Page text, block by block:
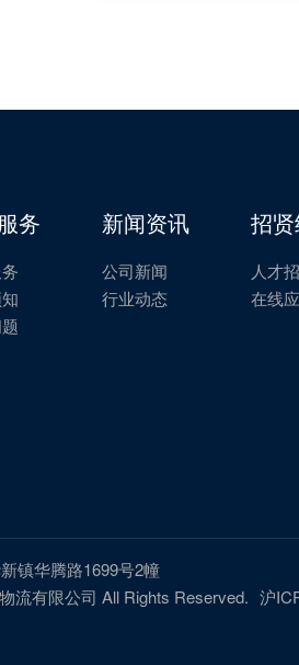
务 新闻资讯
公司新闻
行业动态
招
人才
在线
镇华腾路1699号2幢
流有限公司 All Rights Reserved. 沪